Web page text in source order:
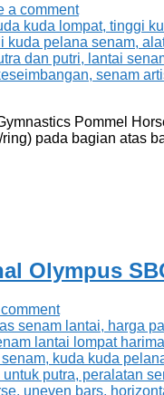
a comment
Pommel
pada bagian atas
Olympus